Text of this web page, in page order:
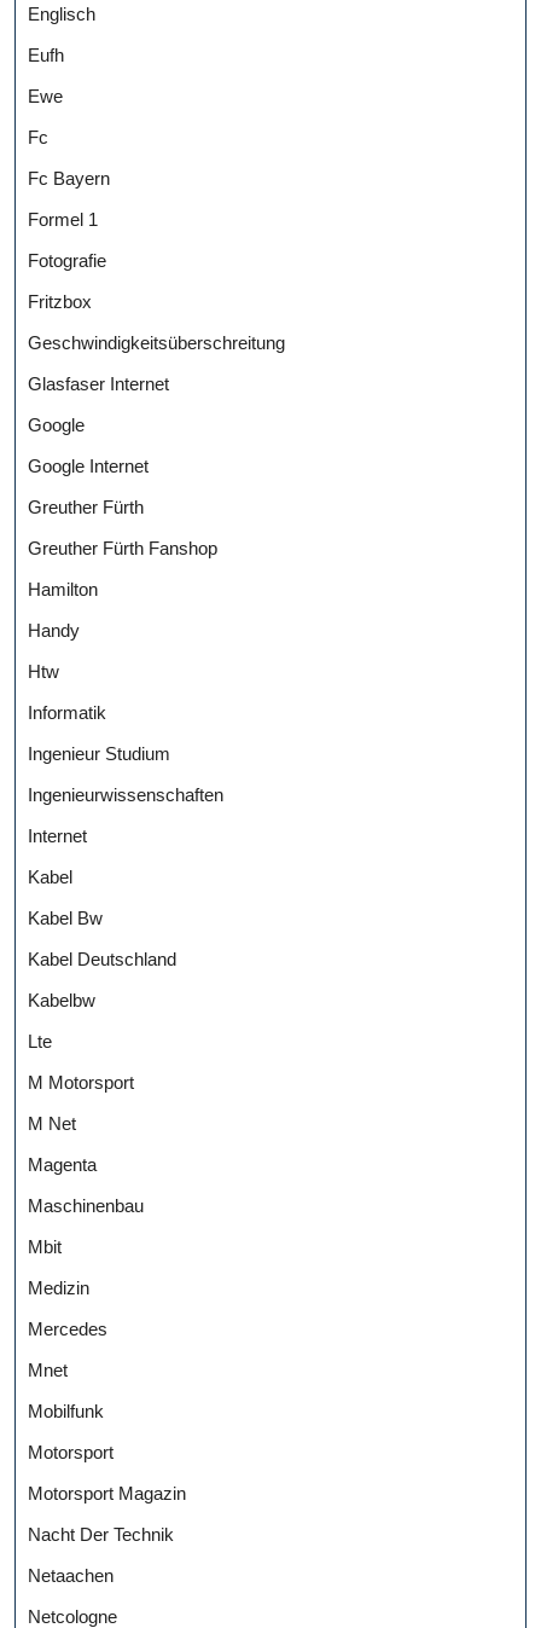
Englisch
Eufh
Ewe
Fc
Fc Bayern
Formel 1
Fotografie
Fritzbox
Geschwindigkeitsüberschreitung
Glasfaser Internet
Google
Google Internet
Greuther Fürth
Greuther Fürth Fanshop
Hamilton
Handy
Htw
Informatik
Ingenieur Studium
Ingenieurwissenschaften
Internet
Kabel
Kabel Bw
Kabel Deutschland
Kabelbw
Lte
M Motorsport
M Net
Magenta
Maschinenbau
Mbit
Medizin
Mercedes
Mnet
Mobilfunk
Motorsport
Motorsport Magazin
Nacht Der Technik
Netaachen
Netcologne